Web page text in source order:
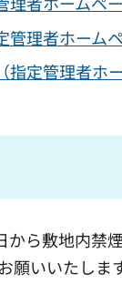
理者ホーム
定管理者ホ
ら敷地内禁
いいたします